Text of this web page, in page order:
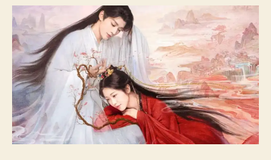
o
p
o
s
t
u
b
i
c
a
ç
ã
L
o
e
O
f
T
h
e
D
i